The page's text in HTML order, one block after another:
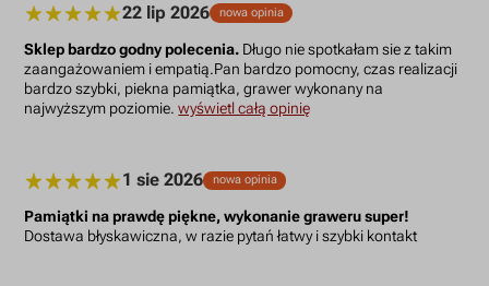
22 lip 2026 nowa opinia
Sklep bardzo godny polecenia. Długo nie spotkałam sie z takim
zaangażowaniem i empatią.Pan bardzo pomocny, czas realizacji
bardzo szybki, piekna pamiątka, grawer wykonany na
najwyższym poziomie.wyświetl całą opinię
1 sie 2026 nowa opinia
Pamiątki na prawdę piękne, wykonanie graweru super!
Dostawa błyskawiczna, w razie pytań łatwy i szybki kontakt